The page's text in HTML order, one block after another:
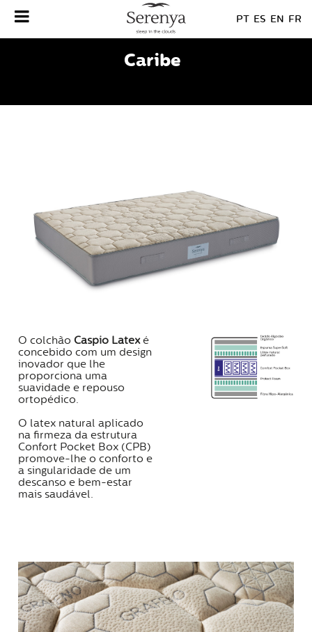
PT ES EN FR
Caribe
O colchão Caspio Latexé
concebido com um design
inovador que lhe
proporciona uma
suavidade e repouso
ortopédico.
O latex natural aplicado
na firmeza da estrutura
Confort Pocket Box (CPB)
promove-lhe o conforto e
a singularidade de um
descanso e bem-estar
mais saudável.